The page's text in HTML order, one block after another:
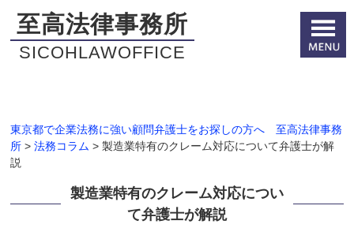
至高法律事務所
SICOHLAWOFFICE
東京都で企業法務に強い顧問弁護士をお探しの方へ 至高法律事務
所 >法務コラム >製造業特有のクレーム対応について弁護士が解
説
製造業特有のクレーム対応につい
て弁護士が解説